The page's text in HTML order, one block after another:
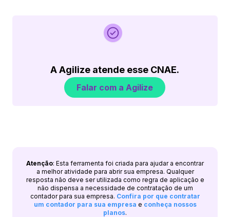
A Agilize atende esse CNAE.
Falar com a Agilize
Atenção: Esta ferramenta foi criada para ajudar a encontrar
a melhor atividade para abrir sua empresa. Qualquer
resposta não deve ser utilizada como regra de aplicação e
não dispensa a necessidade de contratação de um
contador para sua empresa. Confira por que contratar
um contador para sua empresa e conheça nossos
planos.